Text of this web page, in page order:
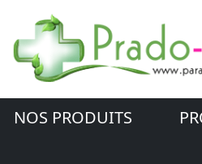
NOS PRODUITS